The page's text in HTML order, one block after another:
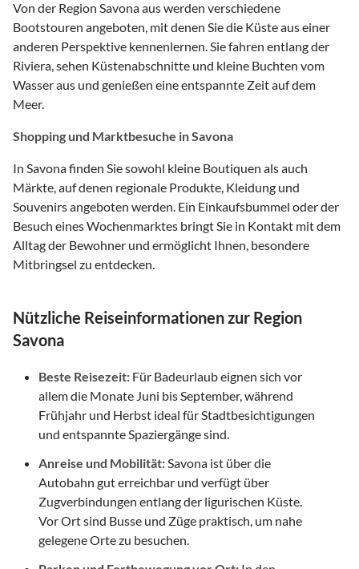
Von der Region Savona aus werden verschiedene
Bootstouren angeboten, mit denen Sie die Küste aus einer
anderen Perspektive kennenlernen. Sie fahren entlang der
Riviera, sehen Küstenabschnitte und kleine Buchten vom
Wasser aus und genießen eine entspannte Zeit auf dem
Meer.
Shopping und Marktbesuche in Savona
In Savona finden Sie sowohl kleine Boutiquen als auch
Märkte, auf denen regionale Produkte, Kleidung und
Souvenirs angeboten werden. Ein Einkaufsbummel oder der
Besuch eines Wochenmarktes bringt Sie in Kontakt mit dem
Alltag der Bewohner und ermöglicht Ihnen, besondere
Mitbringsel zu entdecken.
Nützliche Reiseinformationen zur Region
Savona
Beste Reisezeit: Für Badeurlaub eignen sich vor
allem die Monate Juni bis September, während
Frühjahr und Herbst ideal für Stadtbesichtigungen
und entspannte Spaziergänge sind.
Anreise und Mobilität:Savona ist über die
Autobahn gut erreichbar und verfügt über
Zugverbindungen entlang der ligurischen Küste.
Vor Ort sind Busse und Züge praktisch, um nahe
gelegene Orte zu besuchen.